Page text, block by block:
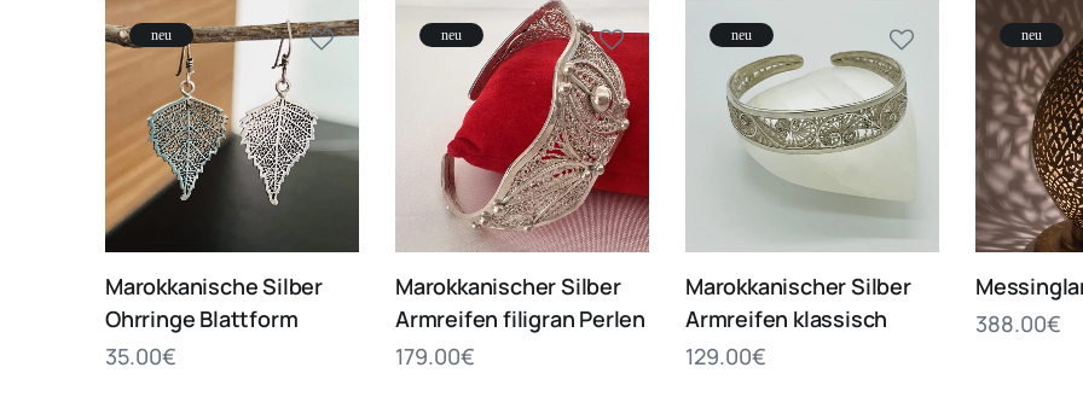
neu
Marokkanische Silber
Ohrringe Blattform
35.00€
neu
Marokkanischer Silber
Armreifen filigran Perlen
179.00€
neu
Marokkanischer Silber
Armreifen klassisch
129.00€
neu
388.00€